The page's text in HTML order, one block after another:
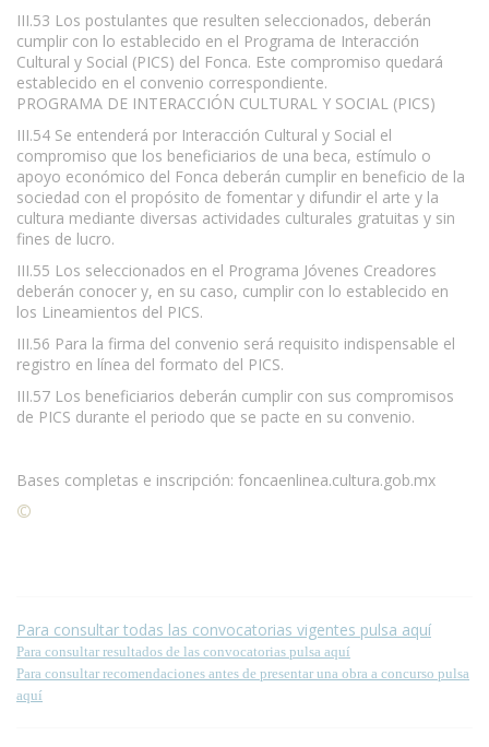
III.53 Los postulantes que resulten seleccionados, deberán
cumplir con lo establecido en el Programa de Interacción
Cultural y Social (PICS) del Fonca. Este compromiso quedará
establecido en el convenio correspondiente.
PROGRAMA DE INTERACCIÓN CULTURAL Y SOCIAL (PICS)
III.54 Se entenderá por Interacción Cultural y Social el
compromiso que los beneficiarios de una beca, estímulo o
apoyo económico del Fonca deberán cumplir en beneficio de la
sociedad con el propósito de fomentar y difundir el arte y la
cultura mediante diversas actividades culturales gratuitas y sin
fines de lucro.
III.55 Los seleccionados en el Programa Jóvenes Creadores
deberán conocer y, en su caso, cumplir con lo establecido en
los Lineamientos del PICS.
III.56 Para la firma del convenio será requisito indispensable el
registro en línea del formato del PICS.
III.57 Los beneficiarios deberán cumplir con sus compromisos
de PICS durante el periodo que se pacte en su convenio.
Bases completas e inscripción: foncaenlinea.cultura.gob.mx
©
Para consultar todas las convocatorias vigentes pulsa aquí
Para consultar resultados de las convocatorias pulsa aquí
Para consultar recomendaciones antes de presentar una obra a concurso pulsa
aquí